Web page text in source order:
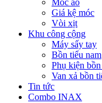
Móc áo
Giá kệ móc
Vòi xịt
Khu công cộng
Máy sấy tay
Bồn tiểu nam
Phụ kiện
Van xả bồn
Tin tức
Combo INAX